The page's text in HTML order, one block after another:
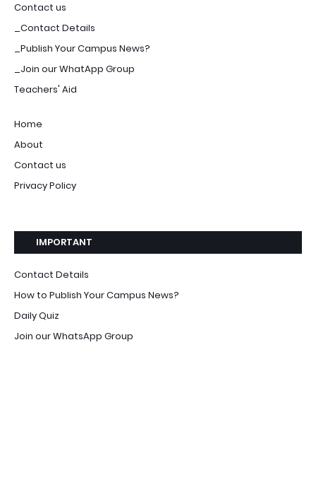
Contact us
_Contact Details
_Publish Your Campus News?
_Join our WhatApp Group
Teachers' Aid
Home
About
Contact us
Privacy Policy
IMPORTANT
Contact Details
How to Publish Your Campus News?
Daily Quiz
Join our WhatsApp Group